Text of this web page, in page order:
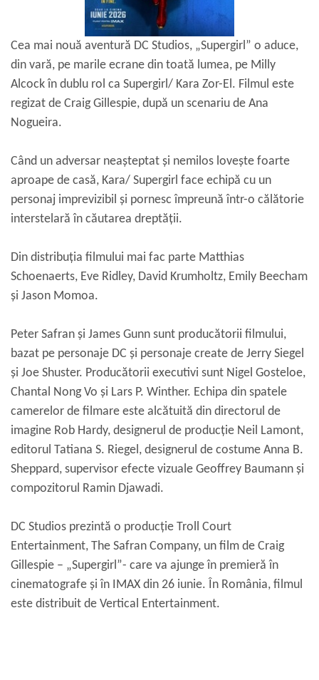
Cea mai nouă aventură DC Studios, „Supergirl” o aduce,
din vară, pe marile ecrane din toată lumea, pe Milly
Alcock în dublu rol ca Supergirl/ Kara Zor-El. Filmul este
regizat de Craig Gillespie, după un scenariu de Ana
Nogueira.
Când un adversar neașteptat și nemilos lovește foarte
aproape de casă, Kara/ Supergirl face echipă cu un
personaj imprevizibil și pornesc împreună într-o călătorie
interstelară în căutarea dreptății.
Din distribuția filmului mai fac parte Matthias
Schoenaerts, Eve Ridley, David Krumholtz, Emily Beecham
și Jason Momoa.
Peter Safran și James Gunn sunt producătorii filmului,
bazat pe personaje DC și personaje create de Jerry Siegel
și Joe Shuster. Producătorii executivi sunt Nigel Gosteloe,
Chantal Nong Vo și Lars P. Winther. Echipa din spatele
camerelor de filmare este alcătuită din directorul de
imagine Rob Hardy, designerul de producție Neil Lamont,
editorul Tatiana S. Riegel, designerul de costume Anna B.
Sheppard, supervisor efecte vizuale Geoffrey Baumann și
compozitorul Ramin Djawadi.
DC Studios prezintă o producție Troll Court
Entertainment, The Safran Company, un film de Craig
Gillespie – „Supergirl”- care va ajunge în premieră în
cinematografe și în IMAX din 26 iunie. În România, filmul
este distribuit de Vertical Entertainment.